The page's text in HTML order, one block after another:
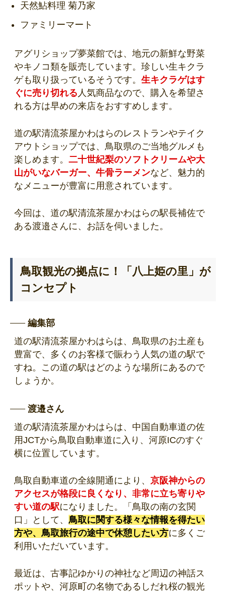
天然鮎料理 菊乃家
ファミリーマート
アグリショップ夢菜館では、地元の新鮮な野菜
やキノコ類を販売しています。珍しい生キクラ
ゲも取り扱っているそうです。 生キクラゲはす
ぐに売り切れる 人気商品なので、購入を希望さ
れる方は早めの来店をおすすめします。
道の駅清流茶屋かわはらのレストランやテイク
アウトショップでは、鳥取県のご当地グルメも
楽しめます。 二十世紀梨のソフトクリームや大
山がいなバーガー、牛骨ラーメンなど、魅力的
なメニューが豊富に用意されています。
今回は、道の駅清流茶屋かわはらの駅長補佐で
ある渡邉さんに、お話を伺いました。
鳥取観光の拠点に！「八上姫の里」が
コンセプト
編集部
道の駅清流茶屋かわはらは、鳥取県のお土産も
豊富で、多くのお客様で賑わう人気の道の駅で
すね。この道の駅はどのような場所にあるので
しょうか。
渡邉さん
道の駅清流茶屋かわはらは、中国自動車道の佐
用JCTから鳥取自動車道に入り、河原ICのすぐ
横に位置しています。
鳥取自動車道の全線開通により、 京阪神からの
アクセスが格段に良くなり、非常に立ち寄りや
すい道の駅になりました。「鳥取の南の玄関
口」として、 鳥取に関する様々な情報を得たい
方や、鳥取旅行の途中で休憩したい方に多くご
利用いただいています。
最近は、古事記ゆかりの神社など周辺の神話ス
ポットや、河原町の名物であるしだれ桜の観光